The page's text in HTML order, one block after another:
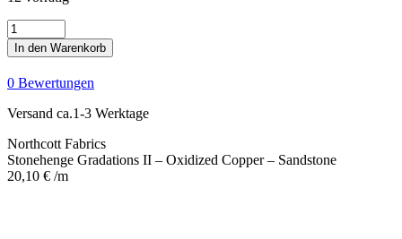
Stonehenge
Gradations
II
-
Oxidized
Copper
Sandstone
Menge
In den Warenkorb
0 Bewertungen
Versand ca.1-3 Werktage
Northcott Fabrics
Stonehenge Gradations II – Oxidized Copper – Sandstone
20,10 € /m